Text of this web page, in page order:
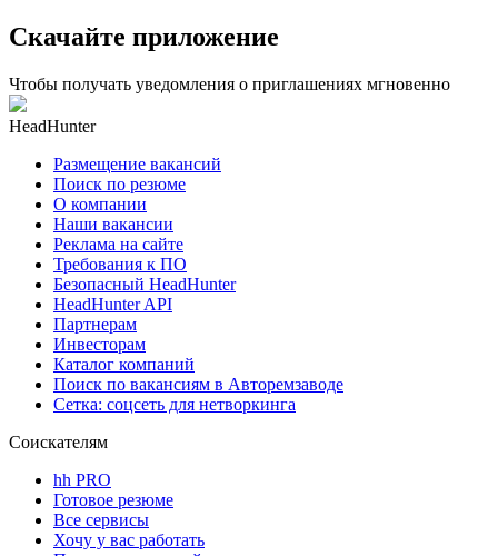
Скачайте приложение
Чтобы получать уведомления о приглашениях мгновенно
HeadHunter
Размещение вакансий
Поиск по резюме
О компании
Наши вакансии
Реклама на сайте
Требования к ПО
Безопасный HeadHunter
HeadHunter API
Партнерам
Инвесторам
Каталог компаний
Поиск по вакансиям в Авторемзаводе
Сетка: соцсеть для нетворкинга
Соискателям
hh PRO
Готовое резюме
Все сервисы
Хочу у вас работать